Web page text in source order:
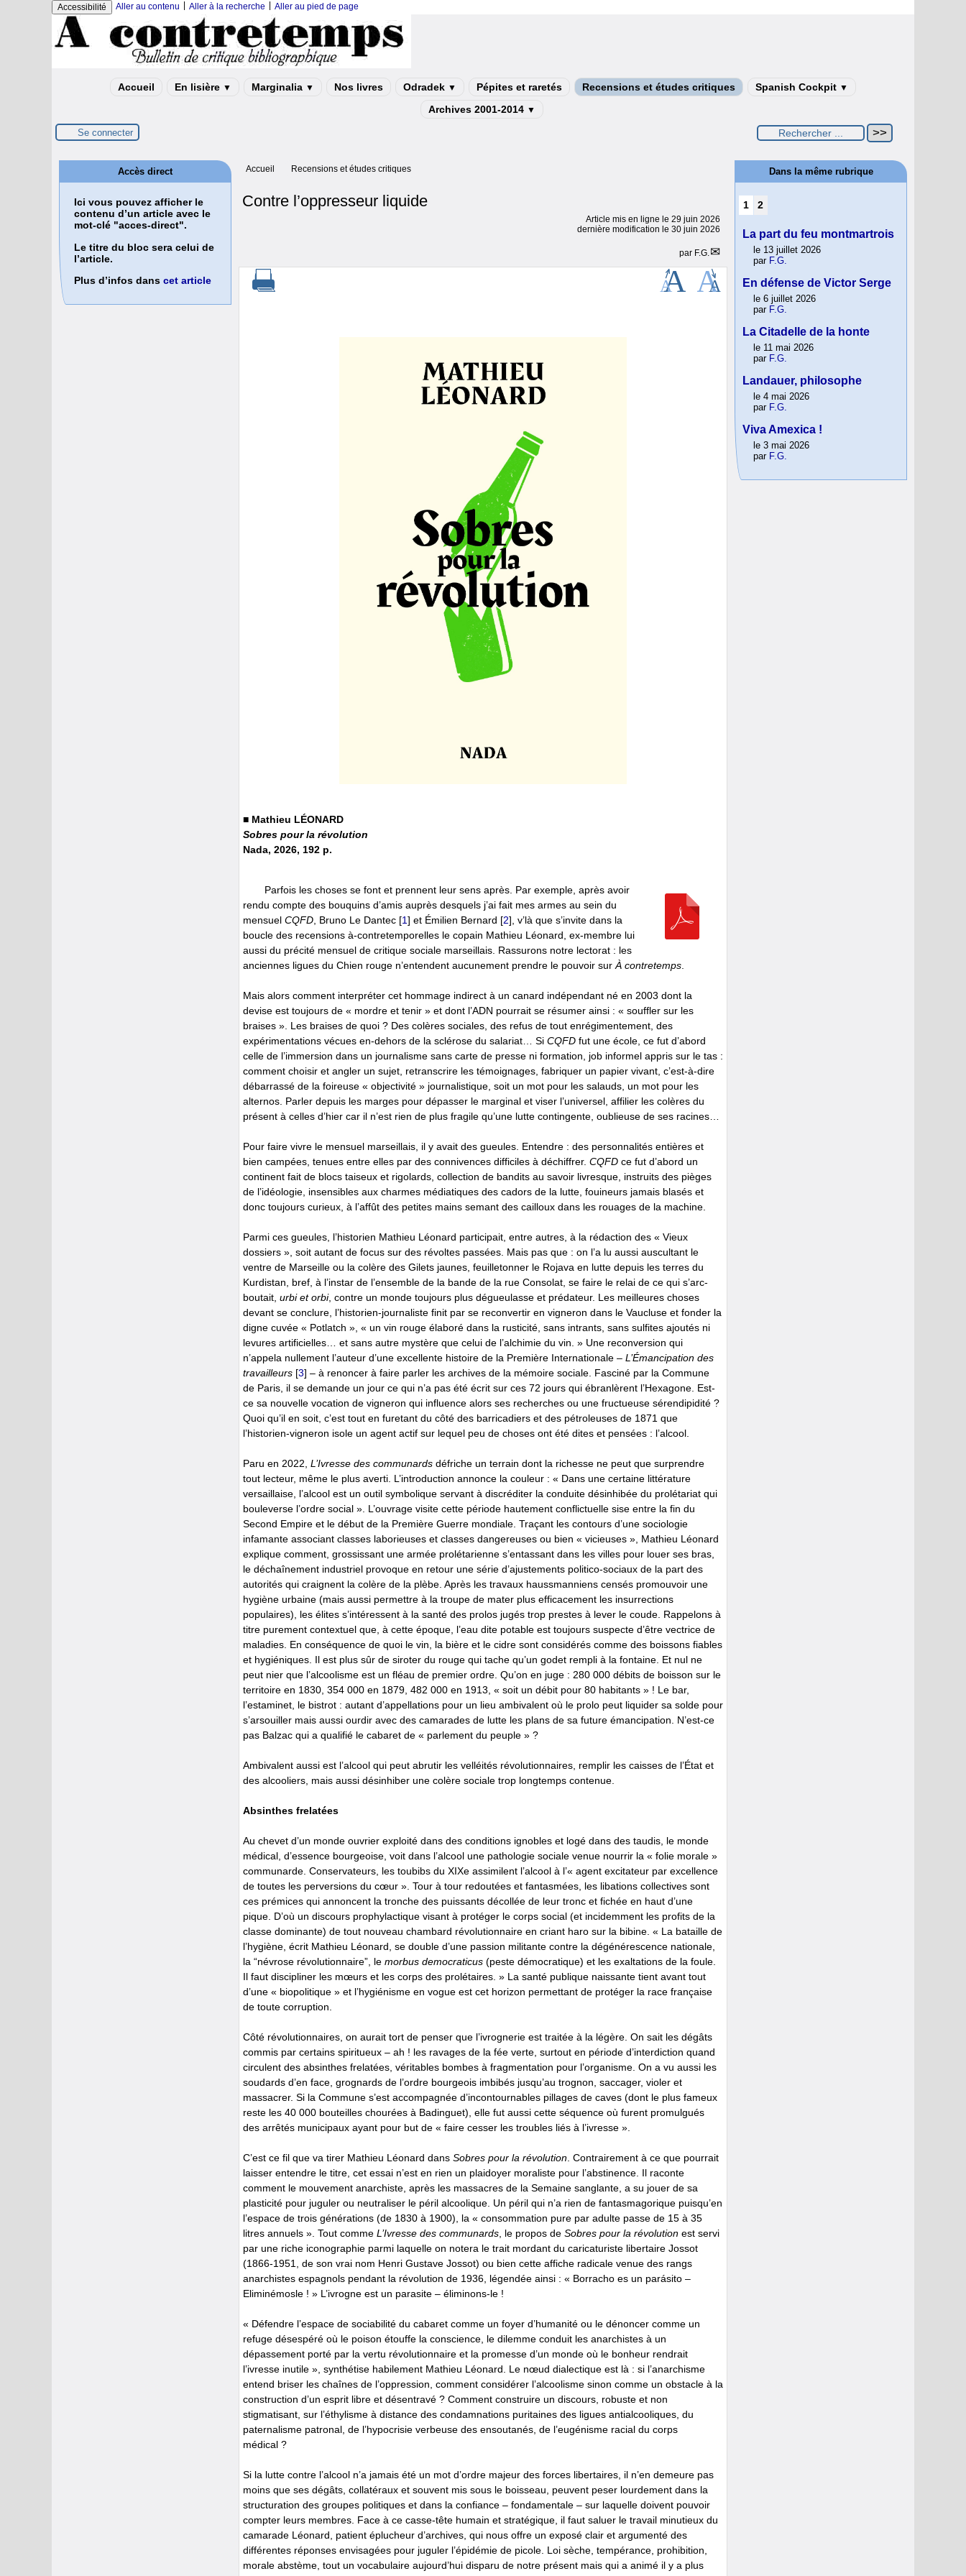
Accessibilité Aller au contenu Aller à la recherche Aller au pied de page
Accueil En lisière ▼ Marginalia ▼ Nos livres Odradek ▼ Pépites et raretés Recensions et études critiques Spanish Cockpit ▼
Archives 2001-2014 ▼
Se connecter
Accueil Recensions et études critiques
Contre l’oppresseur liquide
Article mis en ligne le 29 juin 2026
dernière modification le 30 juin 2026
par F.G.
■ Mathieu LÉONARD
Sobres pour la révolution
Nada, 2026, 192 p.
Parfois les choses se font et prennent leur sens après. Par exemple, après avoir
rendu compte des bouquins d’amis auprès desquels j’ai fait mes armes au sein du
mensuel CQFD , Bruno Le Dantec [1] et Émilien Bernard [2] , v’là que s’invite dans la
boucle des recensions à-contretemporelles le copain Mathieu Léonard, ex-membre lui
aussi du précité mensuel de critique sociale marseillais. Rassurons notre lectorat : les
anciennes ligues du Chien rouge n’entendent aucunement prendre le pouvoir sur À contretemps
Mais alors comment interpréter cet hommage indirect à un canard indépendant né en 2003 dont la
devise est toujours de « mordre et tenir » et dont l’ADN pourrait se résumer ainsi : « souffler sur les
braises ». Les braises de quoi ? Des colères sociales, des refus de tout enrégimentement, des
expérimentations vécues en-dehors de la sclérose du salariat… Si CQFD fut une école, ce fut d’abord
celle de l’immersion dans un journalisme sans carte de presse ni formation, job informel appris sur le tas :
comment choisir et angler un sujet, retranscrire les témoignages, fabriquer un papier vivant, c’est-à-dire
débarrassé de la foireuse « objectivité » journalistique, soit un mot pour les salauds, un mot pour les
alternos. Parler depuis les marges pour dépasser le marginal et viser l’universel, affilier les colères du
présent à celles d’hier car il n’est rien de plus fragile qu’une lutte contingente, oublieuse de ses racines…
Pour faire vivre le mensuel marseillais, il y avait des gueules. Entendre : des personnalités entières et
bien campées, tenues entre elles par des connivences difficiles à déchiffrer. CQFD ce fut d’abord un
continent fait de blocs taiseux et rigolards, collection de bandits au savoir livresque, instruits des pièges
de l’idéologie, insensibles aux charmes médiatiques des cadors de la lutte, fouineurs jamais blasés et
donc toujours curieux, à l’affût des petites mains semant des cailloux dans les rouages de la machine.
Parmi ces gueules, l’historien Mathieu Léonard participait, entre autres, à la rédaction des « Vieux
dossiers », soit autant de focus sur des révoltes passées. Mais pas que : on l’a lu aussi auscultant le
ventre de Marseille ou la colère des Gilets jaunes, feuilletonner le Rojava en lutte depuis les terres du
Kurdistan, bref, à l’instar de l’ensemble de la bande de la rue Consolat, se faire le relai de ce qui s’arc-
boutait, urbi et orbi, contre un monde toujours plus dégueulasse et prédateur. Les meilleures choses
devant se conclure, l’historien-journaliste finit par se reconvertir en vigneron dans le Vaucluse et fonder la
digne cuvée « Potlatch », « un vin rouge élaboré dans la rusticité, sans intrants, sans sulfites ajoutés ni
levures artificielles… et sans autre mystère que celui de l’alchimie du vin. » Une reconversion qui
n’appela nullement l’auteur d’une excellente histoire de la Première Internationale – L’Émancipation des
travailleurs [3] – à renoncer à faire parler les archives de la mémoire sociale. Fasciné par la Commune
de Paris, il se demande un jour ce qui n’a pas été écrit sur ces 72 jours qui ébranlèrent l’Hexagone. Est-
ce sa nouvelle vocation de vigneron qui influence alors ses recherches ou une fructueuse sérendipidité ?
Quoi qu’il en soit, c’est tout en furetant du côté des barricadiers et des pétroleuses de 1871 que
l’historien-vigneron isole un agent actif sur lequel peu de choses ont été dites et pensées : l’alcool.
Paru en 2022, L’Ivresse des communards défriche un terrain dont la richesse ne peut que surprendre
tout lecteur, même le plus averti. L’introduction annonce la couleur : « Dans une certaine littérature
versaillaise, l’alcool est un outil symbolique servant à discréditer la conduite désinhibée du prolétariat qui
bouleverse l’ordre social ». L’ouvrage visite cette période hautement conflictuelle sise entre la fin du
Second Empire et le début de la Première Guerre mondiale. Traçant les contours d’une sociologie
infamante associant classes laborieuses et classes dangereuses ou bien « vicieuses », Mathieu Léonard
explique comment, grossissant une armée prolétarienne s’entassant dans les villes pour louer ses bras,
le déchaînement industriel provoque en retour une série d’ajustements politico-sociaux de la part des
autorités qui craignent la colère de la plèbe. Après les travaux haussmanniens censés promouvoir une
hygiène urbaine (mais aussi permettre à la troupe de mater plus efficacement les insurrections
populaires), les élites s’intéressent à la santé des prolos jugés trop prestes à lever le coude. Rappelons à
titre purement contextuel que, à cette époque, l’eau dite potable est toujours suspecte d’être vectrice de
maladies. En conséquence de quoi le vin, la bière et le cidre sont considérés comme des boissons fiables
et hygiéniques. Il est plus sûr de siroter du rouge qui tache qu’un godet rempli à la fontaine. Et nul ne
peut nier que l’alcoolisme est un fléau de premier ordre. Qu’on en juge : 280 000 débits de boisson sur le
territoire en 1830, 354 000 en 1879, 482 000 en 1913, « soit un débit pour 80 habitants » ! Le bar,
l’estaminet, le bistrot : autant d’appellations pour un lieu ambivalent où le prolo peut liquider sa solde pour
s’arsouiller mais aussi ourdir avec des camarades de lutte les plans de sa future émancipation. N’est-ce
pas Balzac qui a qualifié le cabaret de « parlement du peuple » ?
Ambivalent aussi est l’alcool qui peut abrutir les velléités révolutionnaires, remplir les caisses de l’État et
des alcooliers, mais aussi désinhiber une colère sociale trop longtemps contenue.
Absinthes frelatées
Au chevet d’un monde ouvrier exploité dans des conditions ignobles et logé dans des taudis, le monde
médical, d’essence bourgeoise, voit dans l’alcool une pathologie sociale venue nourrir la « folie morale »
communarde. Conservateurs, les toubibs du XIXe assimilent l’alcool à l’« agent excitateur par excellence
de toutes les perversions du cœur ». Tour à tour redoutées et fantasmées, les libations collectives sont
ces prémices qui annoncent la tronche des puissants décollée de leur tronc et fichée en haut d’une
pique. D’où un discours prophylactique visant à protéger le corps social (et incidemment les profits de la
classe dominante) de tout nouveau chambard révolutionnaire en criant haro sur la bibine. « La bataille de
l’hygiène, écrit Mathieu Léonard, se double d’une passion militante contre la dégénérescence nationale,
la “névrose révolutionnaire”, le morbus democraticus (peste démocratique) et les exaltations de la foule.
Il faut discipliner les mœurs et les corps des prolétaires. » La santé publique naissante tient avant tout
d’une « biopolitique » et l’hygiénisme en vogue est cet horizon permettant de protéger la race française
de toute corruption.
Côté révolutionnaires, on aurait tort de penser que l’ivrognerie est traitée à la légère. On sait les dégâts
commis par certains spiritueux – ah ! les ravages de la fée verte, surtout en période d’interdiction quand
circulent des absinthes frelatées, véritables bombes à fragmentation pour l’organisme. On a vu aussi les
soudards d’en face, grognards de l’ordre bourgeois imbibés jusqu’au trognon, saccager, violer et
massacrer. Si la Commune s’est accompagnée d’incontournables pillages de caves (dont le plus fameux
reste les 40 000 bouteilles chourées à Badinguet), elle fut aussi cette séquence où furent promulgués
des arrêtés municipaux ayant pour but de « faire cesser les troubles liés à l’ivresse ».
C’est ce fil que va tirer Mathieu Léonard dans Sobres pour la révolution . Contrairement à ce que pourrait
laisser entendre le titre, cet essai n’est en rien un plaidoyer moraliste pour l’abstinence. Il raconte
comment le mouvement anarchiste, après les massacres de la Semaine sanglante, a su jouer de sa
plasticité pour juguler ou neutraliser le péril alcoolique. Un péril qui n’a rien de fantasmagorique puisqu’en
l’espace de trois générations (de 1830 à 1900), la « consommation pure par adulte passe de 15 à 35
litres annuels ». Tout comme L’Ivresse des communards , le propos de Sobres pour la révolution est servi
par une riche iconographie parmi laquelle on notera le trait mordant du caricaturiste libertaire Jossot
(1866-1951, de son vrai nom Henri Gustave Jossot) ou bien cette affiche radicale venue des rangs
anarchistes espagnols pendant la révolution de 1936, légendée ainsi : « Borracho es un parásito –
Eliminémosle ! » L’ivrogne est un parasite – éliminons-le !
« Défendre l’espace de sociabilité du cabaret comme un foyer d’humanité ou le dénoncer comme un
refuge désespéré où le poison étouffe la conscience, le dilemme conduit les anarchistes à un
dépassement porté par la vertu révolutionnaire et la promesse d’un monde où le bonheur rendrait
l’ivresse inutile », synthétise habilement Mathieu Léonard. Le nœud dialectique est là : si l’anarchisme
entend briser les chaînes de l’oppression, comment considérer l’alcoolisme sinon comme un obstacle à la
construction d’un esprit libre et désentravé ? Comment construire un discours, robuste et non
stigmatisant, sur l’éthylisme à distance des condamnations puritaines des ligues antialcooliques, du
paternalisme patronal, de l’hypocrisie verbeuse des ensoutanés, de l’eugénisme racial du corps
médical ?
Si la lutte contre l’alcool n’a jamais été un mot d’ordre majeur des forces libertaires, il n’en demeure pas
moins que ses dégâts, collatéraux et souvent mis sous le boisseau, peuvent peser lourdement dans la
structuration des groupes politiques et dans la confiance – fondamentale – sur laquelle doivent pouvoir
compter leurs membres. Face à ce casse-tête humain et stratégique, il faut saluer le travail minutieux du
camarade Léonard, patient éplucheur d’archives, qui nous offre un exposé clair et argumenté des
différentes réponses envisagées pour juguler l’épidémie de picole. Loi sèche, tempérance, prohibition,
morale abstème, tout un vocabulaire aujourd’hui disparu de notre présent mais qui a animé il y a plus
Accès direct
Ici vous pouvez afficher le
contenu d’un article avec le
mot-clé "acces-direct".
Le titre du bloc sera celui de
l’article.
Plus d’infos dans cet article
Dans la même rubrique
1 2
La part du feu montmartrois
le 13 juillet 2026
par F.G.
En défense de Victor Serge
le 6 juillet 2026
par F.G.
La Citadelle de la honte
le 11 mai 2026
par F.G.
Landauer, philosophe
le 4 mai 2026
par F.G.
Viva Amexica !
le 3 mai 2026
par F.G.